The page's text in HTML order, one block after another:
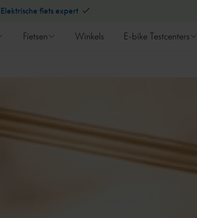
Elektrische fiets expert
Fietsen Winkels E-bike Testcenters